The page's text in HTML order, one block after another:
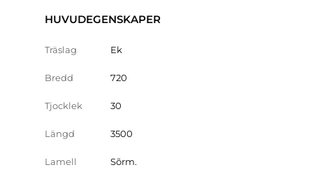
HUVUDEGENSKAPER
Träslag Ek
Bredd 720
Tjocklek 30
Längd 3500
Lamell Sõrm.